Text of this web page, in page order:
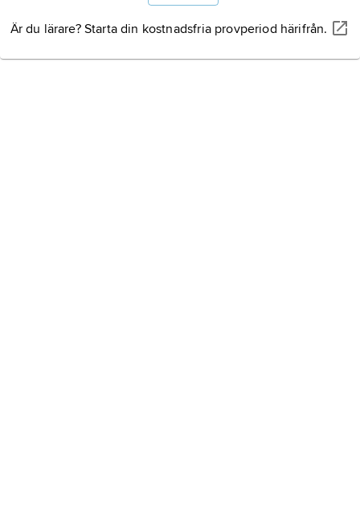
Är du lärare? Starta din kostnadsfria provperiod härifrån.